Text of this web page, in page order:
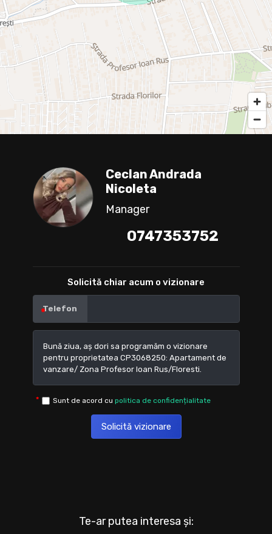
Ceclan Andrada
Nicoleta
Manager
0747353752
Solicită chiar acum o vizionare
Telefon
Sunt de acord cu politica de confidențialitate
Solicită vizionare
Te-ar putea interesa și: